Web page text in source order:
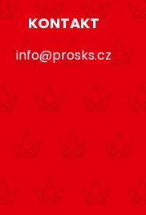
KONTAKT
info@prosks.cz